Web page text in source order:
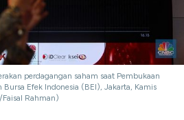
perdagangan saham saat Pembukaan
Efek Indonesia (BEI), Jakarta, Kamis
Rahman)